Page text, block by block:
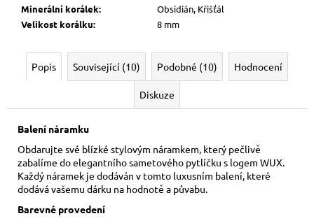
Minerální korálek:
Obsidián, Křišťál
Velikost korálku: 8 mm
Popis Související (10) Podobné (10) Hodnocení
Diskuze
Balení náramku
Obdarujte své blízké stylovým náramkem, který pečlivě
zabalíme do elegantního sametového pytlíčku s logem WUX.
Každý náramek je dodáván v tomto luxusním balení, které
dodává vašemu dárku na hodnotě a půvabu.
Barevné provedení